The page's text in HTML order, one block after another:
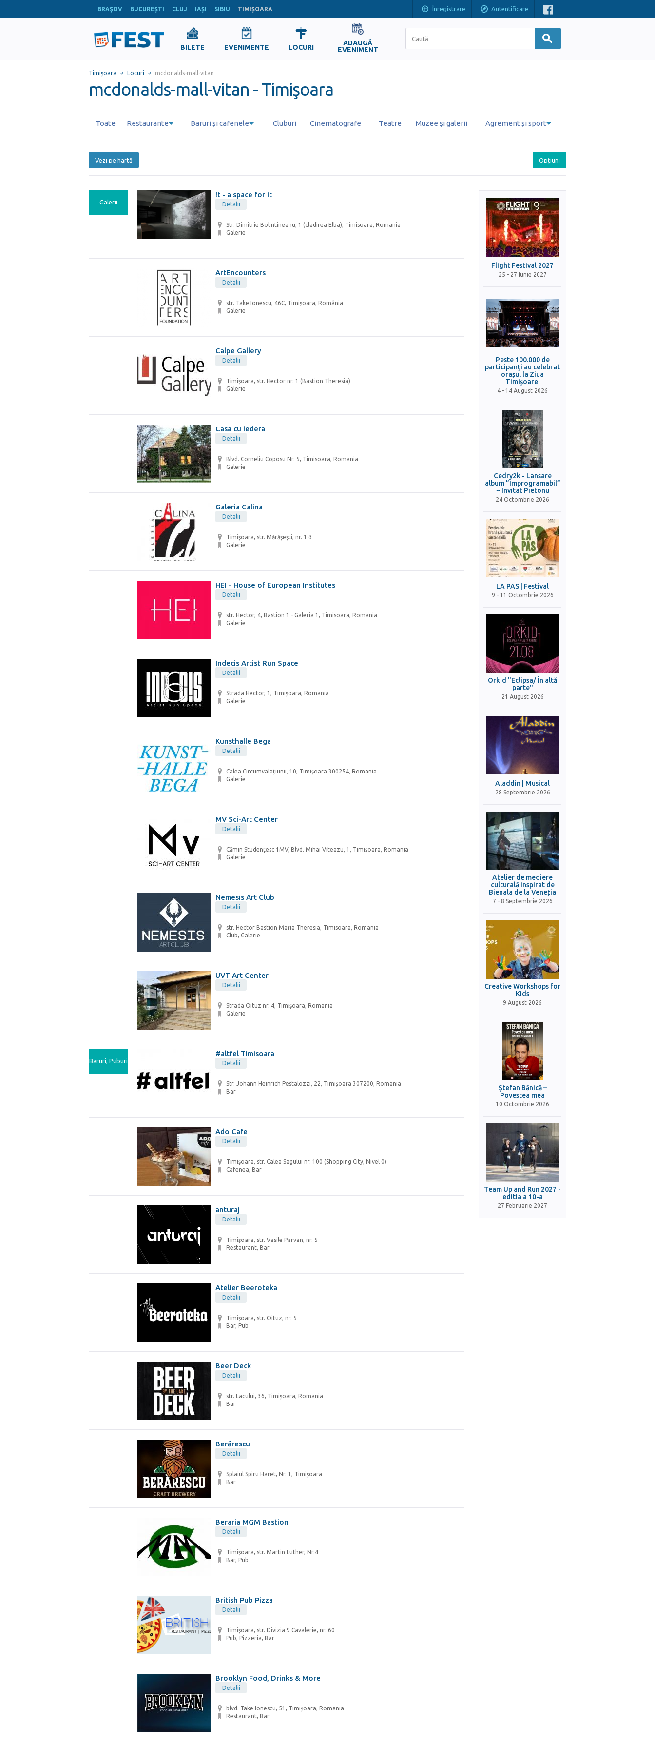
BRAŞOV BUCUREŞTI CLUJ IAŞI SIBIU TIMIŞOARA Înregistrare Autentificare
BILETE EVENIMENTE LOCURI
ADAUGĂ
EVENIMENT
Timişoara Locuri mcdonalds-mall-vitan
mcdonalds-mall-vitan - Timişoara
Toate Restaurante Baruri și cafenele Cluburi Cinematografe Teatre Muzee și galerii Agrement și sport
Vezi pe hartă Opțiuni
Galerii
!t - a space for it
Detalii
Str. Dimitrie Bolintineanu, 1 (cladirea Elba), Timisoara, Romania
Galerie
ArtEncounters
Detalii
str. Take Ionescu, 46C, Timișoara, România
Galerie
Calpe Gallery
Detalii
Timișoara, str. Hector nr. 1 (Bastion Theresia)
Galerie
Casa cu iedera
Detalii
Blvd. Corneliu Coposu Nr. 5, Timisoara, Romania
Galerie
Galeria Calina
Detalii
Timişoara, str. Mărăşeşti, nr. 1-3
Galerie
HEI - House of European Institutes
Detalii
str. Hector, 4, Bastion 1 - Galeria 1, Timisoara, Romania
Galerie
Indecis Artist Run Space
Detalii
Strada Hector, 1, Timișoara, Romania
Galerie
Kunsthalle Bega
Detalii
Calea Circumvalațiunii, 10, Timișoara 300254, Romania
Galerie
MV Sci-Art Center
Detalii
Cămin Studențesc 1MV, Blvd. Mihai Viteazu, 1, Timișoara, Romania
Galerie
Nemesis Art Club
Detalii
str. Hector Bastion Maria Theresia, Timisoara, Romania
Club, Galerie
UVT Art Center
Detalii
Strada Oituz nr. 4, Timișoara, Romania
Galerie
Baruri, Puburi
#altfel Timisoara
Detalii
Str. Johann Heinrich Pestalozzi, 22, Timișoara 307200, Romania
Bar
Ado Cafe
Detalii
Timișoara, str. Calea Sagului nr. 100 (Shopping City, Nivel 0)
Cafenea, Bar
anturaj
Detalii
Timișoara, str. Vasile Parvan, nr. 5
Restaurant, Bar
Atelier Beeroteka
Detalii
Timișoara, str. Oituz, nr. 5
Bar, Pub
Beer Deck
Detalii
str. Lacului, 36, Timișoara, Romania
Bar
Berărescu
Detalii
Splaiul Spiru Haret, Nr. 1, Timișoara
Bar
Beraria MGM Bastion
Detalii
Timișoara, str. Martin Luther, Nr.4
Bar, Pub
British Pub Pizza
Detalii
Timişoara, str. Divizia 9 Cavalerie, nr. 60
Pub, Pizzeria, Bar
Brooklyn Food, Drinks & More
Detalii
blvd. Take Ionescu, 51, Timișoara, Romania
Restaurant, Bar
Flight Festival 2027
25 - 27 Iunie 2027
Peste 100.000 de
participanți au celebrat
orașul la Ziua
Timișoarei
4 - 14 August 2026
Cedry2k - Lansare
album ”Improgramabil”
~ Invitat Pietonu
24 Octombrie 2026
LA PAS | Festival
9 - 11 Octombrie 2026
Orkid "Eclipsa/ În altă
parte"
21 August 2026
Aladdin | Musical
28 Septembrie 2026
Atelier de mediere
culturală inspirat de
Bienala de la Veneția
7 - 8 Septembrie 2026
Creative Workshops for
Kids
9 August 2026
Ștefan Bănică –
Povestea mea
10 Octombrie 2026
Team Up and Run 2027 -
editia a 10-a
27 Februarie 2027